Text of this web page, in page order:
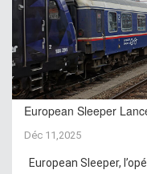
European Sleeper
Déc 11,2025
European Sleeper,